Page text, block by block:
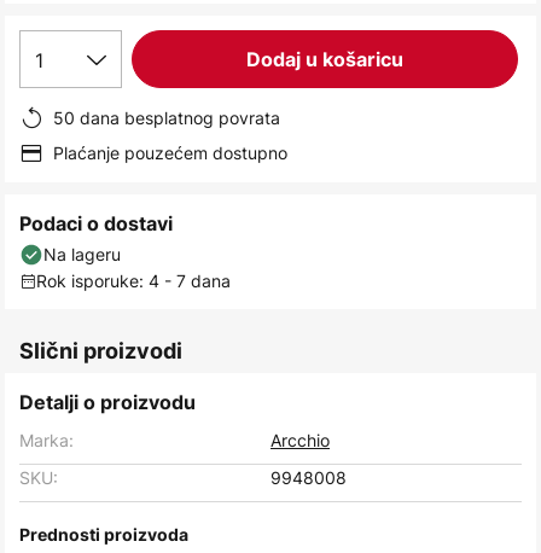
1 Dodaj u košaricu
50 dana besplatnog povrata
Plaćanje pouzećem dostupno
Podaci o dostavi
Na lageru
Rok isporuke: 4 - 7 dana
Slični proizvodi
Detalji o proizvodu
Marka:
Arcchio
SKU:
9948008
Prednosti proizvoda